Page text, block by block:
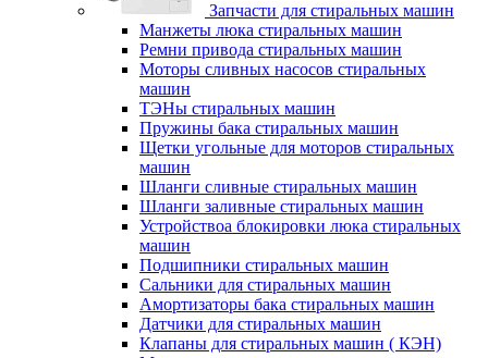
Запчасти для стиральных машин
Манжеты люка стиральных машин
Ремни привода стиральных машин
Моторы сливных насосов стиральных
машин
ТЭНы стиральных машин
Пружины бака стиральных машин
Щетки угольные для моторов стиральных
машин
Шланги сливные стиральных машин
Шланги заливные стиральных машин
Устройствоа блокировки люка стиральных
машин
Подшипники стиральных машин
Сальники для стиральных машин
Амортизаторы бака стиральных машин
Датчики для стиральных машин
Клапаны для стиральных машин ( КЭН)